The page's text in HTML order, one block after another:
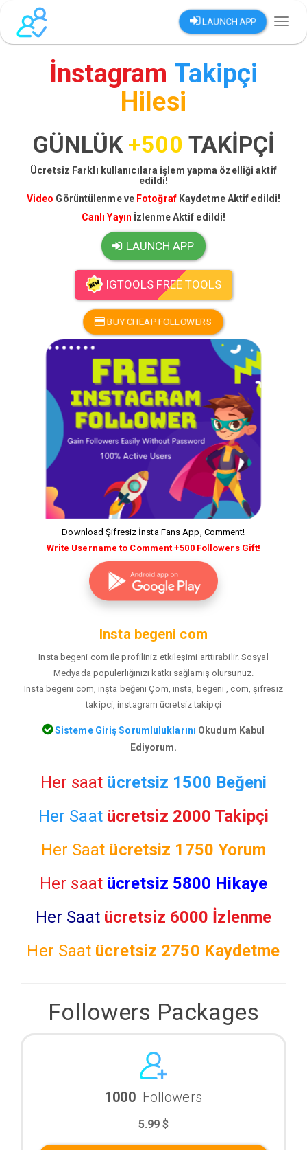
LAUNCH APP
İnstagram Takipçi
Hilesi
GÜNLÜK +500 TAKİPÇİ
Ücretsiz Farklı kullanıcılara işlem yapma özelliği aktif
edildi!
Video Görüntülenme ve Fotoğraf Kaydetme Aktif edildi!
Canlı Yayın İzlenme Aktif edildi!
LAUNCH APP
IGTOOLS FREE TOOLS
BUY CHEAP FOLLOWERS
Download Şifresiz İnsta Fans App, Comment!
Write Username to Comment +500 Followers Gift!
Insta begeni com
Insta begeni com ile profiliniz etkileşimi arttırabilir. Sosyal
Medyada popülerliğinizi katkı sağlamış olursunuz.
Insta begeni com, ınşta beğenı Çöm, insta, begeni , com, şifresiz
takipci, instagram ücretsiz takipçi
Sisteme Giriş Sorumluluklarını Okudum Kabul
Ediyorum.
Her saat ücretsiz 1500 Beğeni
Her Saat ücretsiz 2000 Takipçi
Her Saat ücretsiz 1750 Yorum
Her saat ücretsiz 5800 Hikaye
Her Saat ücretsiz 6000 İzlenme
Her Saat ücretsiz 2750 Kaydetme
Followers Packages
1000 Followers
5.99 $